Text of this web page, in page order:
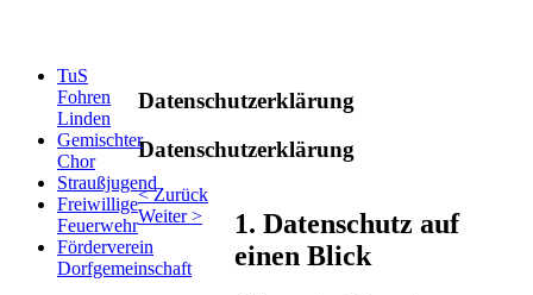
Datenschutzerklärung
Datenschutzerklärung
1. Datenschutz auf
einen Blick
< Zurück
Weiter >
TuS
Fohren
Linden
Gemischter
Chor
Straußjugend
Freiwillige
Feuerwehr
Förderverein
Dorfgemeinschaft